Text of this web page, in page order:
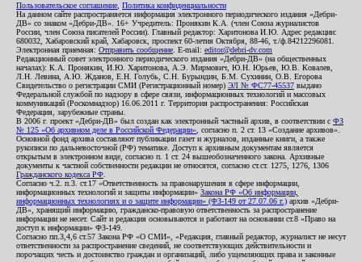
Пользовательское соглашение Политика конфиденциальности
На данном сайте распространяется информация электронного периодического издания «Дебри-
ДВ» со знаком «Дебри-ДВ». 16+ Учредитель: Пронякин К.А. (член Союза журналистов
России, член Союза писателей России). Главный редактор: Харитонова И.Ю. Адрес редакции:
680032, Хабаровский край, Хабаровск, проспект 60-летия Октября, 88-46, т./ф.84212296081.
Электронная приемная: Отправить сообщение . E-mail: editor@debri-dv.com
Редакционный совет электронного периодического издания «Дебри-ДВ» (на общественных
началах): К.А. Пронякин, И.Ю. Харитонова, А.Э. Мирмович, Ю.Н. Юрьев, Ю.В. Ковалев,
Л.Н. Левина, А.Ю. Жданов, Е.Н. Голубь, С.Н. Бурындин, Б.М. Сухинин, О.В. Егорова
Свидетельство о регистрации СМИ (Регистрационный номер) ЭЛ № ФС77-45537 выдано
Федеральной службой по надзору в сфере связи, информационных технологий и массовых
коммуникаций (Роскомнадзор) 16.06.2011 г. Территория распространения: Российская
Федерация, зарубежные страны.
В 2006 г. проект «Дебри-ДВ» был создан как электронный частный архив, в соответствии с ФЗ
№ 125 «Об архивном деле в Российской Федерации» , согласно п. 2 ст. 13 «Создание архивов».
Основной фонд архива составляют публикации газет и журналов, изданные книги, а также
рукописи по дальневосточной (РФ) тематике. Доступ к архивным документам является
открытым в электронном виде, согласно п. 1 ст. 24 вышеобозначенного закона. Архивные
документы к частной собственности редакции не относятся, согласно ст.ст. 1275, 1276, 1306
Гражданского кодекса РФ
Согласно ч.2. п.3. ст.17 «Ответственность за правонарушения в сфере информации,
информационных технологий и защиты информации» Закона РФ «Об информации,
информационных технологиях и о защите информации» (ФЗ-149 от 27.07.06 г.) архив «Дебри-
ДВ», хранящий информацию, гражданско-правовую ответственность за распространение
информации не несет. Сайт и редакция основываются и работают на основании ст.8 «Право на
доступ к информации» ФЗ-149.
Согласно пп.3,4,6 ст.57 Закона РФ «О СМИ», «Редакция, главный редактор, журналист не несут
ответственности за распространение сведений, не соответствующих действительности и
порочащих честь и достоинство граждан и организаций, либо ущемляющих права и законные